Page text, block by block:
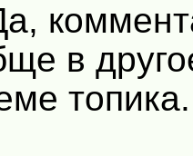
в
топика.